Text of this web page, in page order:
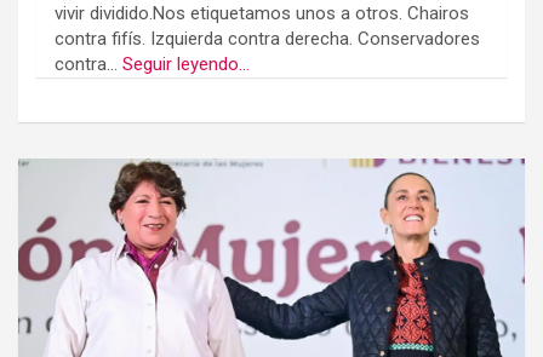
vivir dividido.Nos etiquetamos unos a otros. Chairos
contra fifís. Izquierda contra derecha. Conservadores
contra... Seguir leyendo...